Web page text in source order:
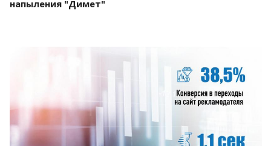
напыления "Димет"